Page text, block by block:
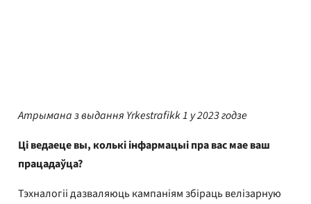
Атрымана з выдання Yrkestrafikk 1 у 2023 годзе
Ці ведаеце вы, колькі інфармацыі пра вас мае ваш
працадаўца?
Тэхналогіі дазваляюць кампаніям збіраць велізарную